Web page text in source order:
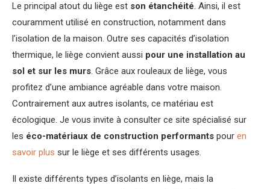
Le principal atout du liège est son étanchéité. Ainsi, il est
couramment utilisé en construction, notamment dans
l’isolation de la maison. Outre ses capacités d’isolation
thermique, le liège convient aussi pour une installation au
sol et sur les murs. Grâce aux rouleaux de liège, vous
profitez d’une ambiance agréable dans votre maison.
Contrairement aux autres isolants, ce matériau est
écologique. Je vous invite à consulter ce site spécialisé sur
les éco-matériaux de construction performants pour en
savoir plus sur le liège et ses différents usages.
Il existe différents types d’isolants en liège, mais la